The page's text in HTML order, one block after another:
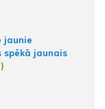
jaunie
spēkā jaunais